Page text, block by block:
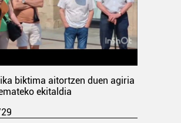
biktima aitortzen duen agiria
ekitaldia